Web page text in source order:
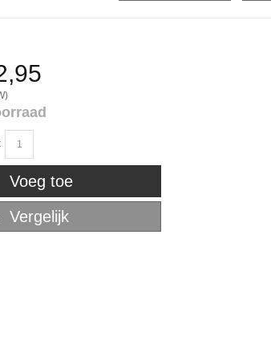
Voeg toe
Vergelijk